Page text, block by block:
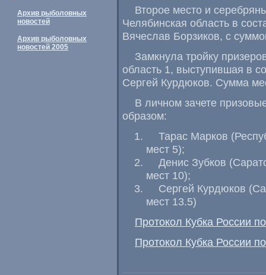
Архив рыболовных
новостей
Архив рыболовных
новостей 2005
Второе место и
Челябинская область в
Вячеслав Борзиков, с
Замкнула тройку
область 1, выступившая в
Сергей Курдюков. Сумма
В личном зачете
образом:
Тарас Марков (
мест 5);
Денис Зубков (
мест 10);
Сергей Курдюков (
мест 13.5)
Протокол Кубка России
Протокол Кубка России